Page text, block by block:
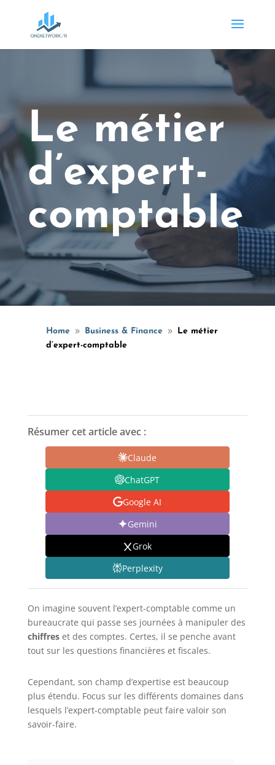
Le métier
d’expert-
comptable
Home 9 Business & Finance 9
Le métier
d’expert-comptable
Résumer cet article avec :
Claude
ChatGPT
Google AI
Gemini
Grok
Perplexity
On imagine souvent l’expert-comptable comme un
bureaucrate qui passe ses journées à manipuler des
chiffreset des comptes. Certes, il se penche avant
tout sur les questions financières et fiscales.
Cependant, son champ d’expertise est beaucoup
plus étendu. Focus sur les différents domaines dans
lesquels l’expert-comptable peut faire valoir son
savoir-faire.